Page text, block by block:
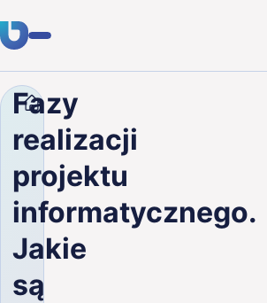
Usługi
Klienci
Branże
O nas
Firma
Fazy
realizacji
projektu
informatycznego.
Jakie
są